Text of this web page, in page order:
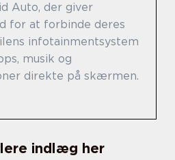
Auto, der giver
for at forbinde deres
infotainmentsystem
musik og
direkte på skærmen.
indlæg her